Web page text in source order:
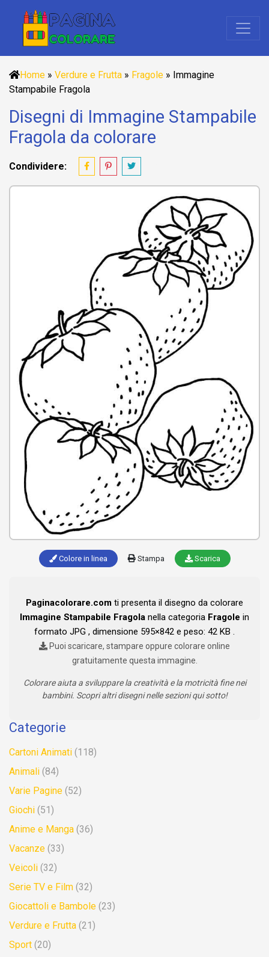
Home » Verdure e Frutta » Fragole » Immagine
Stampabile Fragola
Disegni di Immagine Stampabile
Fragola da colorare
Condividere:
Colore in linea Stampa Scarica
Paginacolorare.com ti presenta il disegno da colorare
Immagine Stampabile Fragola nella categoria Fragole in
formato JPG , dimensione 595×842 e peso: 42 KB .
Puoi scaricare, stampare oppure colorare online
gratuitamente questa immagine.
Colorare aiuta a sviluppare la creatività e la motricità fine nei
bambini. Scopri altri disegni nelle sezioni qui sotto!
Categorie
Cartoni Animati (118)
Animali (84)
Varie Pagine (52)
Giochi (51)
Anime e Manga (36)
Vacanze (33)
Veicoli (32)
Serie TV e Film (32)
Giocattoli e Bambole (23)
Verdure e Frutta (21)
Sport (20)